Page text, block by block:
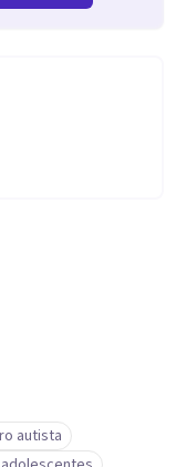
autista